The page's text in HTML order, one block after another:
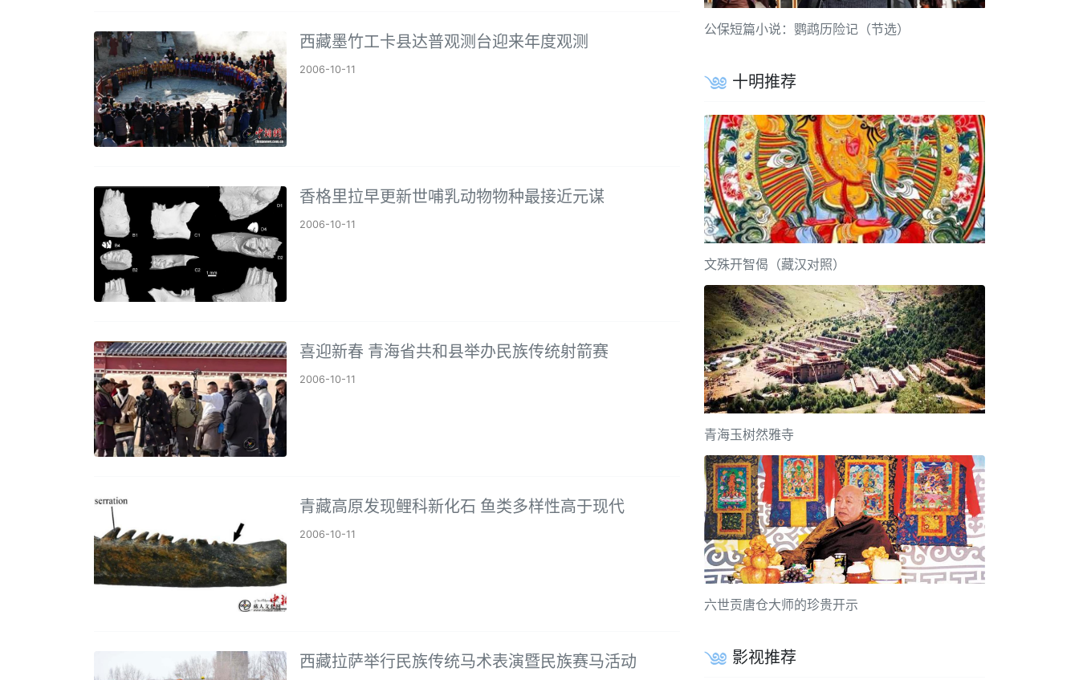
西藏墨竹工卡县达普观测台迎来年度观测
2006-10-11
香格里拉早更新世哺乳动物物种最接近元谋
2006-10-11
喜迎新春 青海省共和县举办民族传统射箭赛
2006-10-11
青藏高原发现鲤科新化石 鱼类多样性高于现代
2006-10-11
西藏拉萨举行民族传统马术表演暨民族赛马活动
公保短篇小说：鹦鹉历险记（节选）
十明推荐
文殊开智偈（藏汉对照）
青海玉树然雅寺
六世贡唐仓大师的珍贵开示
影视推荐